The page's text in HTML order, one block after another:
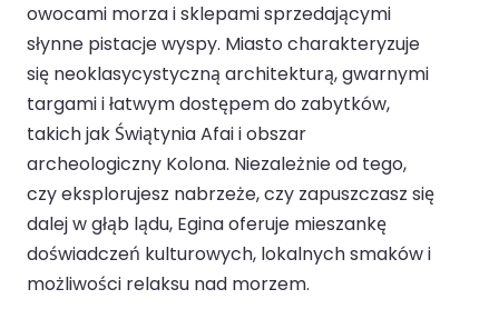
owocami morza i sklepami sprzedającymi
słynne pistacje wyspy. Miasto charakteryzuje
się neoklasycystyczną architekturą, gwarnymi
targami i łatwym dostępem do zabytków,
takich jak Świątynia Afai i obszar
archeologiczny Kolona. Niezależnie od tego,
czy eksplorujesz nabrzeże, czy zapuszczasz się
dalej w głąb lądu, Egina oferuje mieszankę
doświadczeń kulturowych, lokalnych smaków i
możliwości relaksu nad morzem.